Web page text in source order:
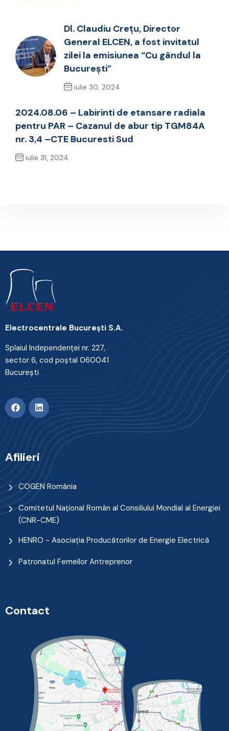
Dl. Claudiu Crețu, Director
General ELCEN, a fost invitatul
zilei la emisiunea “Cu gândul la
București”
iulie 30, 2024
2024.08.06 – Labirinti de etansare radiala
pentru PAR – Cazanul de abur tip TGM84A
nr. 3,4 –CTE Bucuresti Sud
iulie 31, 2024
Electrocentrale Bucureşti S.A.
Splaiul Independenţei nr. 227,
sector 6, cod poştal 060041
Bucureşti
Afilieri
COGEN România
Comitetul Naţional Român al Consiliului Mondial al Energiei
(CNR-CME)
HENRO - Asociația Producătorilor de Energie Electrică
Patronatul Femeilor Antreprenor
Contact